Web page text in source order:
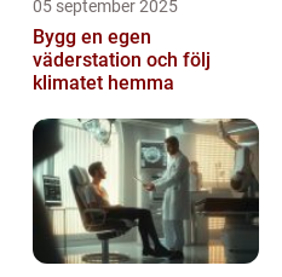
05 september 2025
Bygg en egen
väderstation och följ
klimatet hemma